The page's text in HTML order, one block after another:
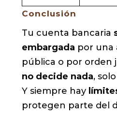
Conclusión
Tu cuenta bancaria
embargada por una
pública o por orden
no decide nada,
Y siempre hay
protegen parte del